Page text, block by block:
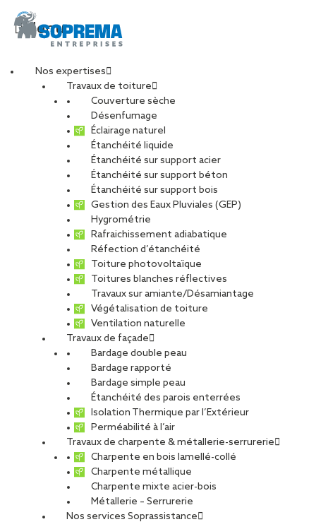
Menu
Nos expertises
Travaux de toiture
Couverture sèche
Désenfumage
Éclairage naturel
Étanchéité liquide
Étanchéité sur support acier
Étanchéité sur support béton
Étanchéité sur support bois
Gestion des Eaux Pluviales (GEP)
Hygrométrie
Rafraichissement adiabatique
Réfection d’étanchéité
Toiture photovoltaïque
Toitures blanches réflectives
Travaux sur amiante/Désamiantage
Végétalisation de toiture
Ventilation naturelle
Travaux de façade
Bardage double peau
Bardage rapporté
Bardage simple peau
Étanchéité des parois enterrées
Isolation Thermique par l’Extérieur
Perméabilité à l’air
Travaux de charpente & métallerie-serrurerie
Charpente en bois lamellé-collé
Charpente métallique
Charpente mixte acier-bois
Métallerie – Serrurerie
Nos services Soprassistance
entretien-toiture (15)
PARTAGER
16 décembre 2025